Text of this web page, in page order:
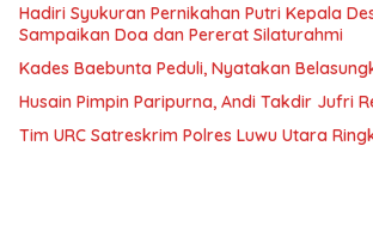
Hadiri Syukuran Pernikahan Putri Kepala
Sampaikan Doa dan Pererat Silaturahmi
Kades Baebunta Peduli, Nyatakan
Husain Pimpin Paripurna, Andi Takdir Jufri
Tim URC Satreskrim Polres Luwu Utara